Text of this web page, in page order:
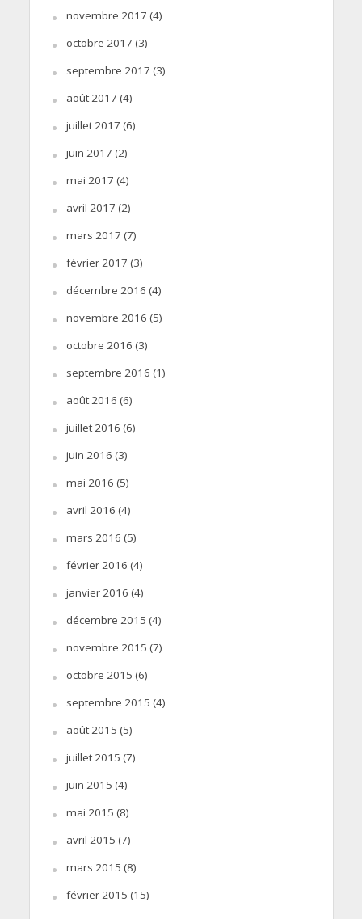
novembre 2017 (4)
octobre 2017 (3)
septembre 2017 (3)
août 2017 (4)
juillet 2017 (6)
juin 2017 (2)
mai 2017 (4)
avril 2017 (2)
mars 2017 (7)
février 2017 (3)
décembre 2016 (4)
novembre 2016 (5)
octobre 2016 (3)
septembre 2016 (1)
août 2016 (6)
juillet 2016 (6)
juin 2016 (3)
mai 2016 (5)
avril 2016 (4)
mars 2016 (5)
février 2016 (4)
janvier 2016 (4)
décembre 2015 (4)
novembre 2015 (7)
octobre 2015 (6)
septembre 2015 (4)
août 2015 (5)
juillet 2015 (7)
juin 2015 (4)
mai 2015 (8)
avril 2015 (7)
mars 2015 (8)
février 2015 (15)